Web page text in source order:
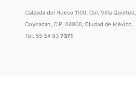
Calzada del Hueso 1100, Col. Villa Quietud,
Coyoacán, C.P. 04960, Ciudad de México.
Tel. 55 54 837371